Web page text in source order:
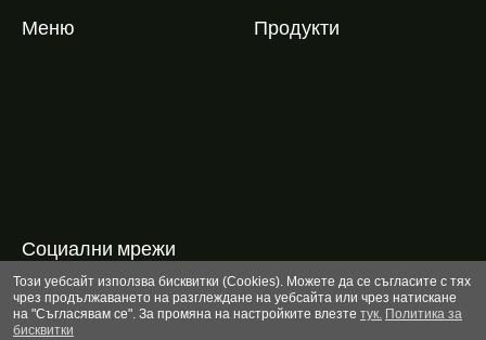
Меню Продукти
Социални мрежи
Facebook
Instagram
Този уебсайт използва бисквитки (Cookies). Можете да се съгласите с тях
чрез продължаването на разглеждане на уебсайта или чрез натискане
на "Съгласявам се". За промяна на настройките влезте тук. Политика за
бисквитки